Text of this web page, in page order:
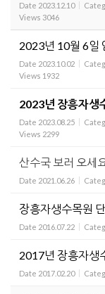
Date 2023.12.10
Views 3046
2023년 10월 6일
Date 2023.10.02
Views 1932
2023년 장흥자생
Date 2023.08.25
Views 2299
산수국 보러 오세
Date 2021.06.26
장흥자생수목원
Date 2016.07.22
2017년 장흥자생
Date 2017.02.20